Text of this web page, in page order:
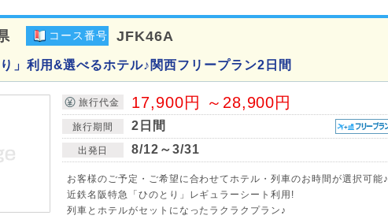
コース番号 JFK46A
」利用&選べるホテル♪関西フリープラン2日間
旅行代金 17,900円 ～28,900円
旅行期間 2日間
出発日 8/12～3/31
お客様のご予定・ご希望に合わせてホテル・列車のお時間が選択可能♪
近鉄名阪特急「ひのとり」レギュラーシート利用!
列車とホテルがセットになったラクラクプラン♪